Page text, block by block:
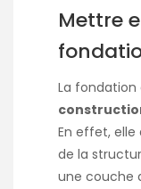
Mettre
La
En effet, elle
de la
une couche